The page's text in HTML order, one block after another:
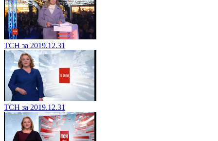
ТСН за 2019.12.31
ТСН за 2019.12.31